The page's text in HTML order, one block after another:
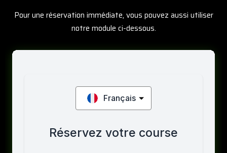
Pour une réservation immédiate, vous pouvez aussi utiliser
notre module ci-dessous.